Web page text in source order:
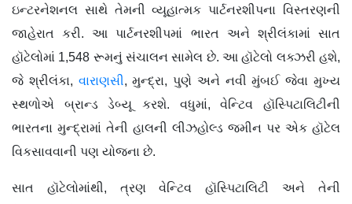
ઇન્ટરનેશનલ સાથે તેમની વ્યૂહાત્મક પાર્ટનરશીપના વિસ્તરણની
જાહેરાત કરી. આ પાર્ટનરશીપમાં ભારત અને શ્રીલંકામાં સાત
હૉટેલોમાં 1,548 રૂમનું સંચાલન સામેલ છે. આ હૉટેલો લક્ઝરી હશે,
જે શ્રીલંકા, વારાણસી, મુન્દ્રા, પુણે અને નવી મુંબઈ જેવા મુખ્ય
સ્થળોએ બ્રાન્ડ ડેબ્યૂ કરશે. વધુમાં, વેન્ટિવ હૉસ્પિટાલિટીની
ભારતના મુન્દ્રામાં તેની હાલની લીઝહોલ્ડ જમીન પર એક હૉટેલ
વિકસાવવાની પણ યોજના છે.
સાત હૉટેલોમાંથી, ત્રણ વેન્ટિવ હૉસ્પિટાલિટી અને તેની